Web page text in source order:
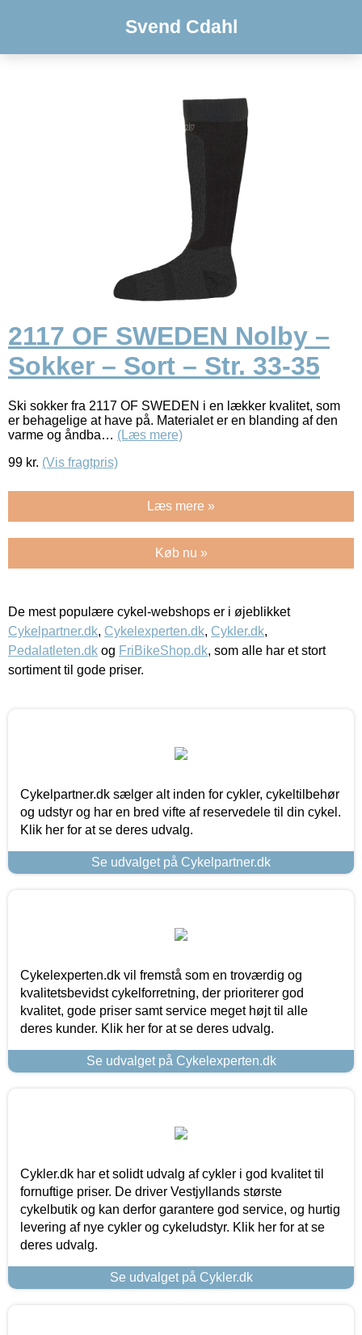
Svend Cdahl
2117 OF SWEDEN Nolby –
Sokker – Sort – Str. 33-35
Ski sokker fra 2117 OF SWEDEN i en lækker kvalitet, som
er behagelige at have på. Materialet er en blanding af den
varme og åndba… (Læs mere)
99 kr. (Vis fragtpris)
Læs mere »
Køb nu »
De mest populære cykel-webshops er i øjeblikket
Cykelpartner.dk, Cykelexperten.dk, Cykler.dk,
Pedalatleten.dk og FriBikeShop.dk, som alle har et stort
sortiment til gode priser.
Cykelpartner.dk sælger alt inden for cykler, cykeltilbehør
og udstyr og har en bred vifte af reservedele til din cykel.
Klik her for at se deres udvalg.
Se udvalget på Cykelpartner.dk
Cykelexperten.dk vil fremstå som en troværdig og
kvalitetsbevidst cykelforretning, der prioriterer god
kvalitet, gode priser samt service meget højt til alle
deres kunder. Klik her for at se deres udvalg.
Se udvalget på Cykelexperten.dk
Cykler.dk har et solidt udvalg af cykler i god kvalitet til
fornuftige priser. De driver Vestjyllands største
cykelbutik og kan derfor garantere god service, og hurtig
levering af nye cykler og cykeludstyr. Klik her for at se
deres udvalg.
Se udvalget på Cykler.dk